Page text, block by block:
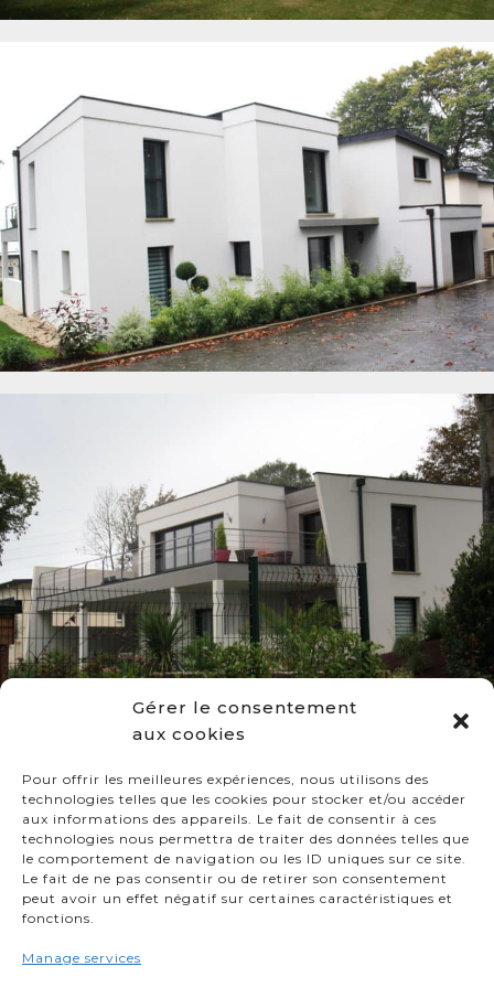
Gérer le consentement
aux cookies
Pour offrir les meilleures expériences, nous utilisons des
technologies telles que les cookies pour stocker et/ou accéder
aux informations des appareils. Le fait de consentir à ces
technologies nous permettra de traiter des données telles que
le comportement de navigation ou les ID uniques sur ce site.
Le fait de ne pas consentir ou de retirer son consentement
peut avoir un effet négatif sur certaines caractéristiques et
fonctions.
Manage services
LAGADEC
PEN AR HOAS29800SAINT THONAN
02 98 20 22 36